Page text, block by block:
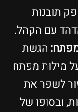
תובנות
עם הקהל.
הגשת
מילות מפתח
לשפר את
ובסופו של